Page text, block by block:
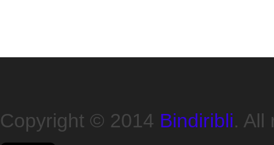
Copyright © 2014 Bindiribli. All